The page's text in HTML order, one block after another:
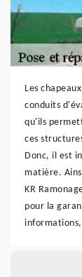
Les
conduits
qu'ils
ces
Donc, il est
matière.
KR
pour la